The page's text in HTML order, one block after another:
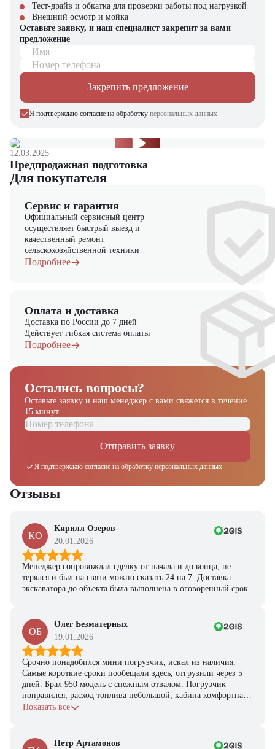
Тест-драйв и обкатка для проверки работы под нагрузкой
Внешний осмотр и мойка
Оставьте заявку, и наш специалист закрепит за вами
предложение
Имя
Номер телефона
Закрепить предложение
Я подтверждаю согласие на обработку персональных данных
12.03.2025
Предпродажная подготовка
Для покупателя
Сервис и гарантия
Официальный сервисный центр
осуществляет быстрый выезд и
качественный ремонт
сельскохозяйственной техники
Подробнее
Оплата и доставка
Доставка по России до 7 дней
Действует гибкая система оплаты
Подробнее
Остались вопросы?
Оставьте заявку и наш менеджер с вами свяжется в течение
15 минут
Отправить заявку
Я подтверждаю согласие на обработку персональных данных
Отзывы
КО
Кирилл Озеров
20.01.2026
Менеджер сопровождал сделку от начала и до конца, не
терялся и был на связи можно сказать 24 на 7. Доставка
экскаватора до объекта была выполнена в оговоренный срок.
ОБ
Олег Безматерных
19.01.2026
Срочно понадобился мини погрузчик, искал из наличия.
Самые короткие сроки пообещали здесь, отгрузили через 5
дней. Брал 950 модель с снежным отвалом. Погрузчик
понравился, расход топлива небольшой, кабина комфортная,
с задачами справляется.
Показать все
Петр Артамонов